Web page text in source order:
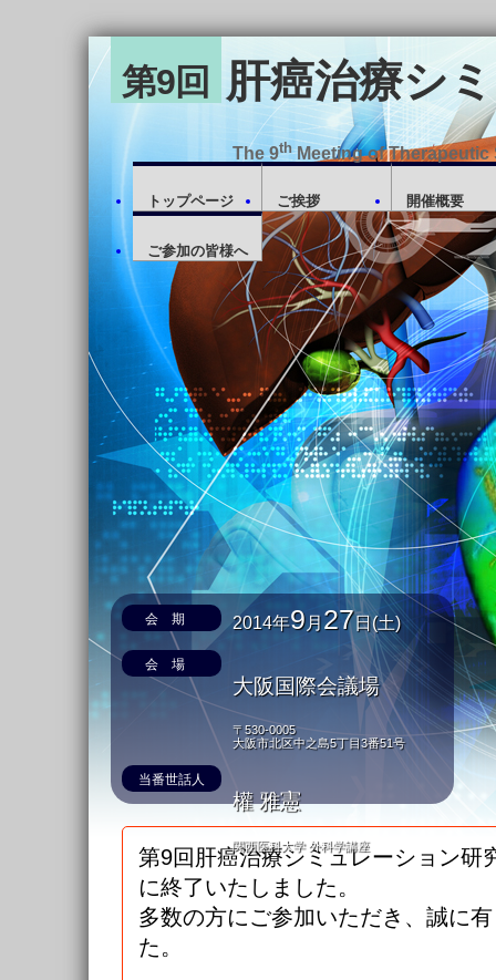
第9回 肝癌治療シ
The 9thMeeting of Therapeutic
トップページ ご挨拶 開催概要
ご参加の皆様へ
会期 2014年9月27日(土)
会場
大阪国際会議場
〒530-0005
大阪市北区中之島5丁目3番51号
当番世話人
權 雅憲
関西医科大学 外科学講座
第9回肝癌治療シミュレーション研
に終了いたしました。
多数の方にご参加いただき、誠に
た。